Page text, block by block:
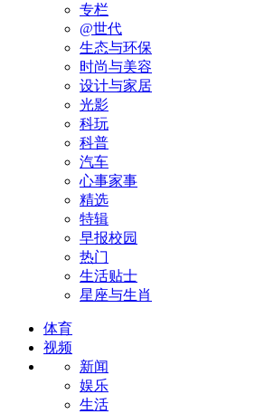
专栏
@世代
生态与环保
时尚与美容
设计与家居
光影
科玩
科普
汽车
心事家事
精选
特辑
早报校园
热门
生活贴士
星座与生肖
体育
视频
新闻
娱乐
生活